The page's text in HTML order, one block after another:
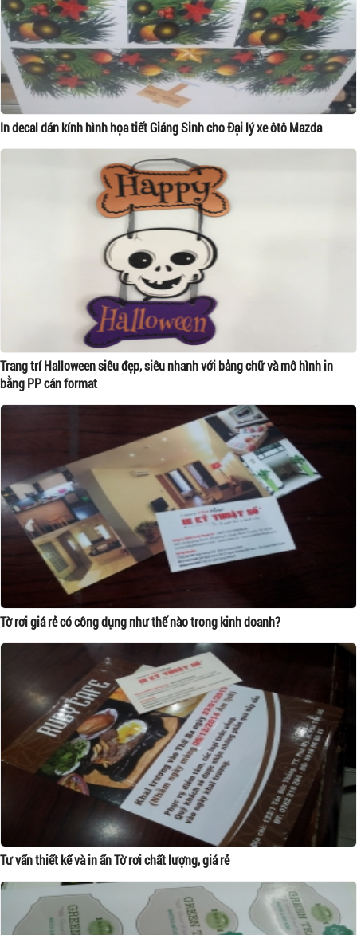
In decal dán kính hình họa tiết Giáng Sinh cho Đại lý xe ôtô Mazda
Trang trí Halloween siêu đẹp, siêu nhanh với bảng chữ và mô hình in
bằng PP cán format
Tờ rơi giá rẻ có công dụng như thế nào trong kinh doanh?
Tư vấn thiết kế và in ấn Tờ rơi chất lượng, giá rẻ